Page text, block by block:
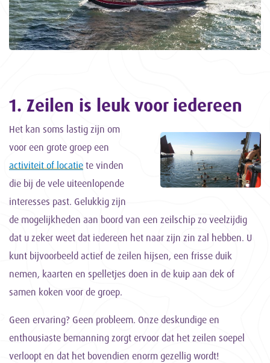
1. Zeilen is leuk voor iedereen
Het kan soms lastig zijn om
voor een grote groep een
activiteit of locatie te vinden
die bij de vele uiteenlopende
interesses past. Gelukkig zijn
de mogelijkheden aan boord van een zeilschip zo veelzijdig
dat u zeker weet dat iedereen het naar zijn zin zal hebben. U
kunt bijvoorbeeld actief de zeilen hijsen, een frisse duik
nemen, kaarten en spelletjes doen in de kuip aan dek of
samen koken voor de groep.
Geen ervaring? Geen probleem. Onze deskundige en
enthousiaste bemanning zorgt ervoor dat het zeilen soepel
verloopt en dat het bovendien enorm gezellig wordt!